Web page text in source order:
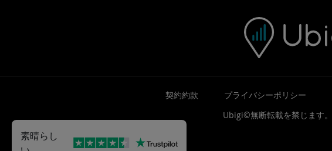
契約約款 プライバシーポリシー
Ubigi©無断転載を禁じます。
素晴らし